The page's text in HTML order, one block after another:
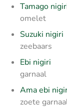
Tamago
omelet
Suzuki nigiri
zeebaars
Ebi nigiri
garnaal
Ama ebi
zoete